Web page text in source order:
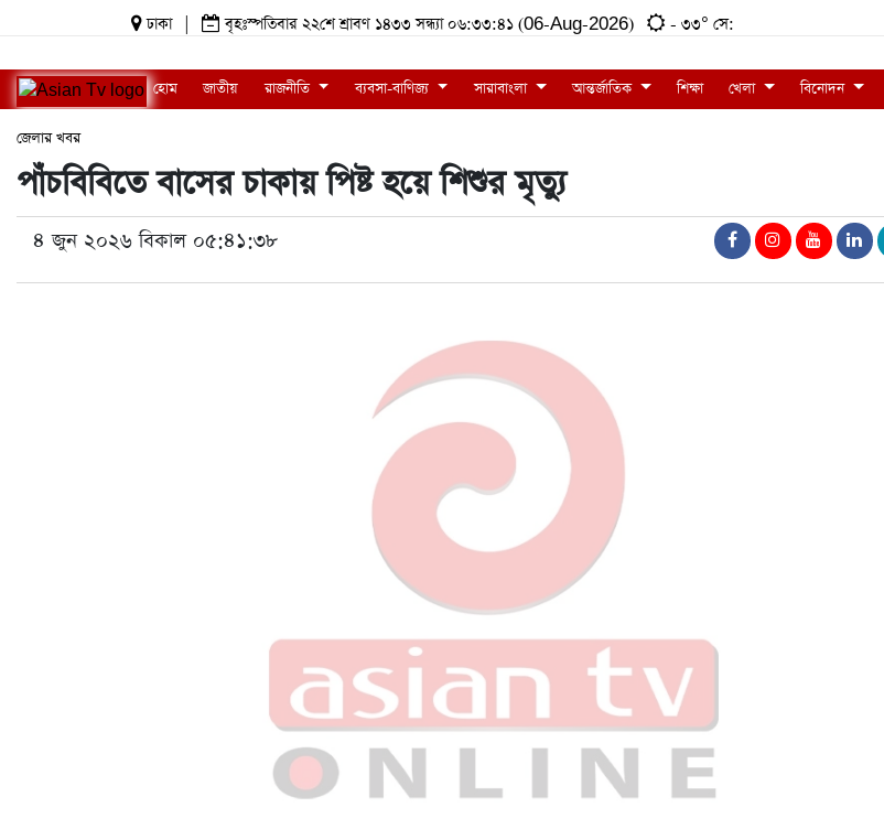
ঢাকা বৃহঃস্পতিবার ২২শে শ্রাবণ ১৪৩৩ সন্ধ্যা ০৬:৩৩:৪১ (06-Aug-2026) - ৩৩° সে:
হোম জাতীয় রাজনীতি ব্যবসা-বাণিজ্য সারাবাংলা আন্তর্জাতিক শিক্ষা খেলা বিনোদন
জেলার খবর
পাঁচবিবিতে বাসের চাকায় পিষ্ট হয়ে শিশুর মৃত্যু
৪ জুন ২০২৬ বিকাল ০৫:৪১:৩৮